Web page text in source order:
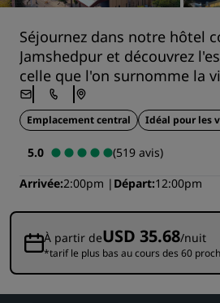
Séjournez dans notre hôtel
Jamshedpur et découvrez
celle que l'on surnomme la
Emplacement central Idéal pour les
5.0
(519 avis)
Arrivée 2:00pm Départ 12:00pm
À partir deUSD 35.68/nuit
*tarif le plus bas au cours des 60